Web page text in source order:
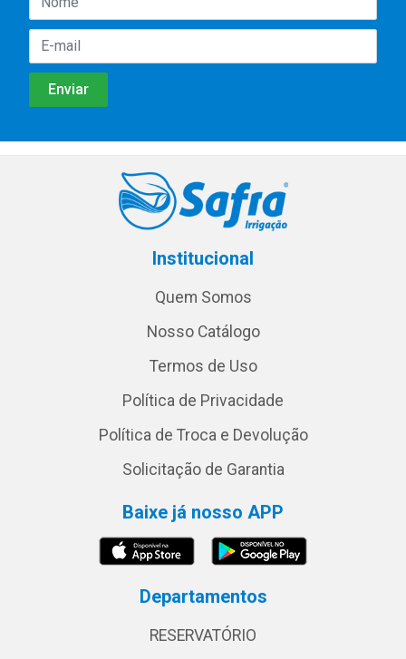
Institucional
Quem Somos
Nosso Catálogo
Termos de Uso
Política de Privacidade
Política de Troca e Devolução
Solicitação de Garantia
Baixe já nosso APP
Departamentos
RESERVATÓRIO